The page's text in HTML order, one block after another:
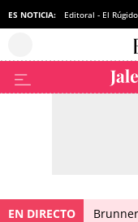
ES NOTICIA: Editoral - El Rúgido
EN DIRECTO